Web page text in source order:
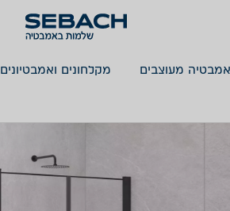
אמבטיה מעוצבים מקלחונים ואמבטיונים